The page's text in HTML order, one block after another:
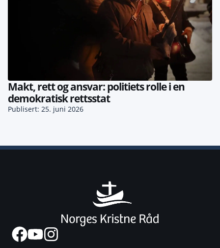
Makt, rett og ansvar: politiets rolle i en
demokratisk rettsstat
Publisert: 25. juni 2026